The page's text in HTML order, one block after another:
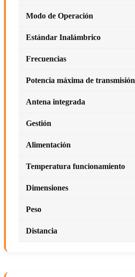
Modo de Operación
Estándar Inalámbrico
Frecuencias
Potencia máxima de transmisión
Antena integrada
Gestión
Alimentación
Temperatura funcionamiento
Dimensiones
Peso
Distancia